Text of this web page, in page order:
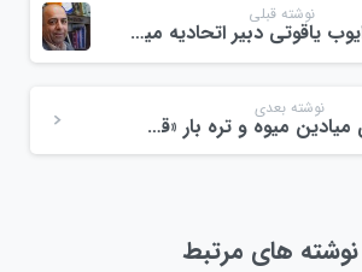
نوشته قبلی
بیوگرافی ایوب یاقوتی دبیر اتحادیه میوه و تره بار رشت
نوشته بعدی
تاریخچه ی میادین میوه و تره بار «قسمت اول»
نوشته های مرتبط